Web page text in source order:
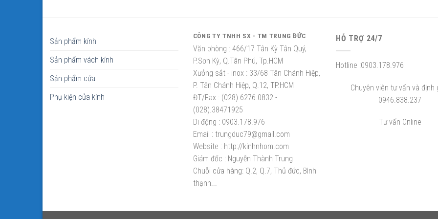
Sản phẩm kính
Sản phẩm vách kính
Sản phẩm cửa
Phụ kiện cửa kính
CÔNG TY TNHH SX - TM TRUNG ĐỨC
Văn phòng :466/17 Tân Kỳ Tân Quý,
P.Sơn Kỳ, Q.Tân Phú, Tp.HCM
Xưởng sắt - inox :33/68 Tân Chánh Hiệp,
P. Tân Chánh Hiệp, Q.12, TP.HCM
ĐT/Fax :(028).6276.0832 -
(028).38471925
Di động :0903.178.976
Email :trungduc79@gmail.com
Website :http://kinhnhom.com
Giám đốc :Nguyễn Thành Trung
Chuỗi cửa hàng: Q.2, Q.7, Thủ đức, Bình
thạnh...
HỖ TRỢ 24/7
Hotline :0903.178.976
Chuyên viên tư vấn và định
0946.838.237
Tư vấn Online